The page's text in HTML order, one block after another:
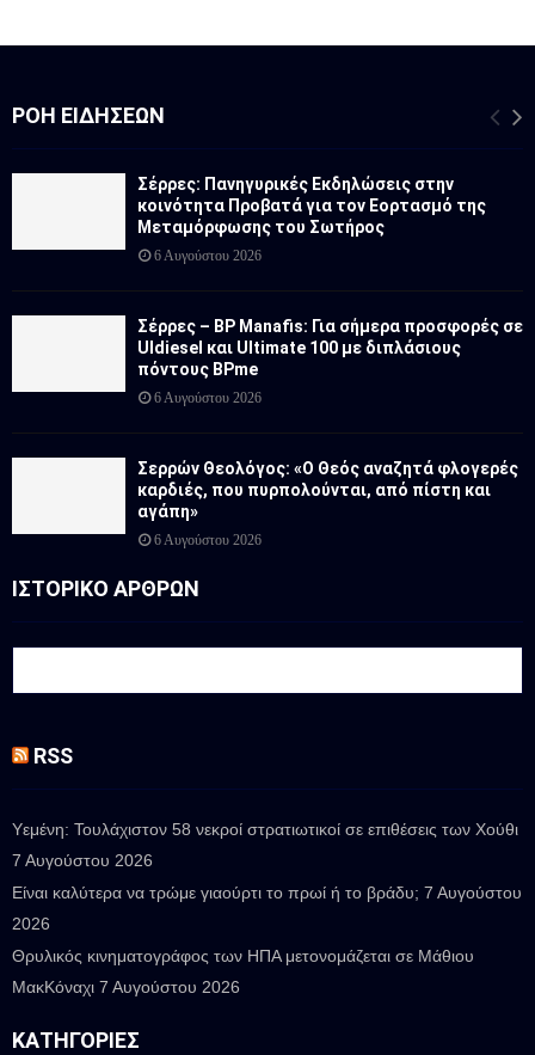
ΡΟΉ ΕΙΔΉΣΕΩΝ
Σέρρες: Πανηγυρικές Εκδηλώσεις στην
κοινότητα Προβατά για τον Εορτασμό της
Μεταμόρφωσης του Σωτήρος
6 Αυγούστου 2026
Σέρρες – BP Manafis: Για σήμερα προσφορές σε
Uldiesel και Ultimate 100 με διπλάσιους
πόντους BPme
6 Αυγούστου 2026
Σερρών Θεολόγος: «Ο Θεός αναζητά φλογερές
καρδιές, που πυρπολούνται, από πίστη και
αγάπη»
6 Αυγούστου 2026
ΙΣΤΟΡΙΚΟ ΑΡΘΡΩΝ
RSS
Υεμένη: Τουλάχιστον 58 νεκροί στρατιωτικοί σε επιθέσεις των Χούθι
7 Αυγούστου 2026
Είναι καλύτερα να τρώμε γιαούρτι το πρωί ή το βράδυ; 7 Αυγούστου
2026
Θρυλικός κινηματογράφος των ΗΠΑ μετονομάζεται σε Μάθιου
ΜακΚόναχι 7 Αυγούστου 2026
ΚΑΤΗΓΟΡΊΕΣ